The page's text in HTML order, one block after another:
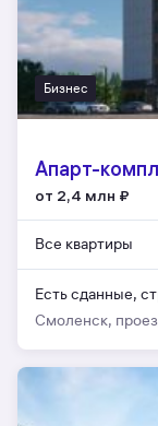
Бизнес
Апарт-
от 2,4 млн ₽
Все квартиры
Есть сданные,
Смоленск,